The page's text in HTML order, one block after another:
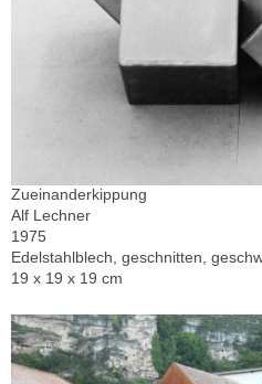
Zueinanderkippung
Alf Lechner
1975
Edelstahlblech, geschnitten,
19 x 19 x 19 cm